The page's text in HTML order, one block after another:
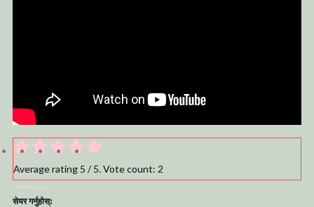
Average rating 5 / 5. Vote count: 2
सेयर गर्नुहोस्: